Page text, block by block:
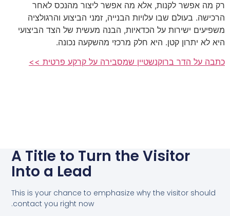
רק מה אפשר לקנות, אלא מה אפשר ליצור מהנכס לאחר
הרכישה. בעולם שבו עלויות הבנייה, זמני הביצוע והרגולציה
משפיעים ישירות על הכדאיות, הבנה מעשית של הצד הביצועי
היא לא יתרון קטן. היא חלק מרכזי מהשקעה נכונה.
כתבה על הדר ברוקנשטיין שמסבירה על קרקע פרטית >>
A Title to Turn the Visitor
Into a Lead
This is your chance to emphasize why the visitor should
contact you right now.